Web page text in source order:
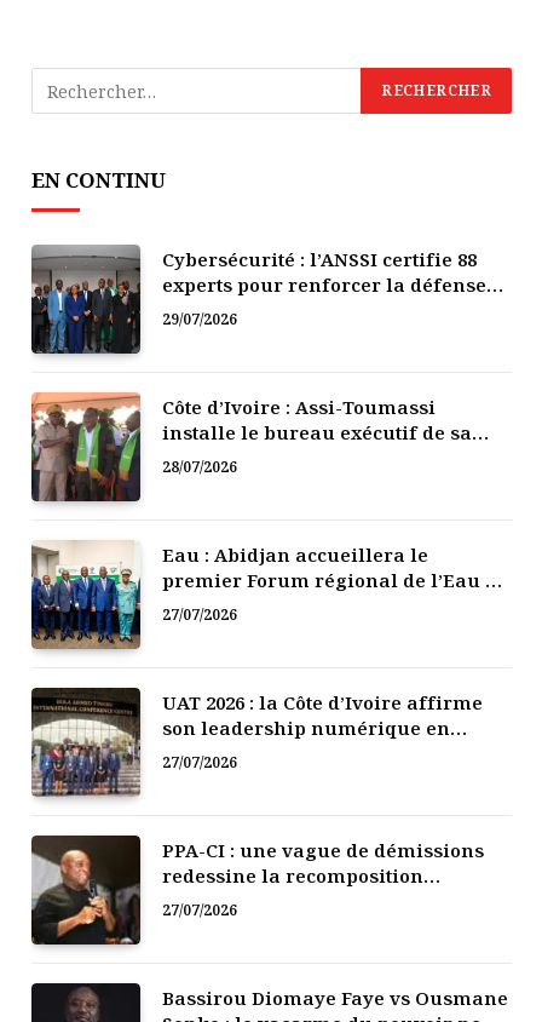
EN CONTINU
Cybersécurité : l’ANSSI certifie 88
experts pour renforcer la défense
numérique de la Côte d’Ivoire
29/07/2026
Côte d’Ivoire : Assi-Toumassi
installe le bureau exécutif de sa
mutuelle de développement
28/07/2026
Eau : Abidjan accueillera le
premier Forum régional de l’Eau de
l’Afrique de l’Ouest
27/07/2026
UAT 2026 : la Côte d’Ivoire affirme
son leadership numérique en
Afrique
27/07/2026
PPA-CI : une vague de démissions
redessine la recomposition
politique
27/07/2026
Bassirou Diomaye Faye vs Ousmane